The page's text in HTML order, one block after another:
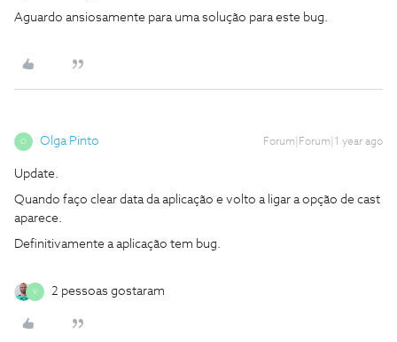
Aguardo ansiosamente para uma solução para este bug.
O Olga Pinto Forum|Forum|1 year ago
Update.
Quando faço clear data da aplicação e volto a ligar a opção de cast
aparece.
Definitivamente a aplicação tem bug.
V 2 pessoas gostaram